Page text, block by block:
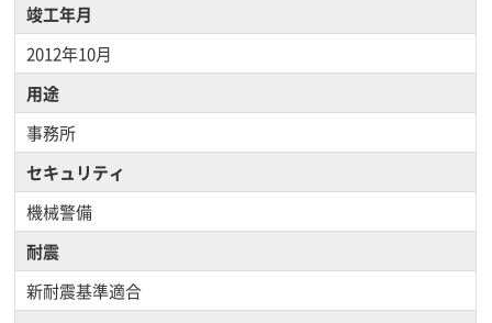
竣工年月
2012年10月
用途
事務所
セキュリティ
機械警備
耐震
新耐震基準適合